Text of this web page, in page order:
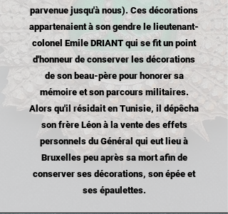
parvenue jusqu'à nous). Ces décorations
appartenaient à son gendre le lieutenant-
colonel Emile DRIANT qui se fit un point
d'honneur de conserver les décorations
de son beau-père pour honorer sa
mémoire et son parcours militaires.
Alors qu'il résidait en Tunisie, il dépêcha
son frère Léon à la vente des effets
personnels du Général qui eut lieu à
Bruxelles peu après sa mort afin de
conserver ses décorations, son épée et
ses épaulettes.